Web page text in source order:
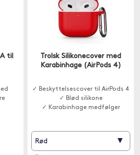
til
Trolsk Silikonecover med
Karabinhage (AirPods 4)
✓ Beskyttelsescover til AirPods 4
✓ Blød silikone
✓ Karabinhage medfølger
Rød ▾